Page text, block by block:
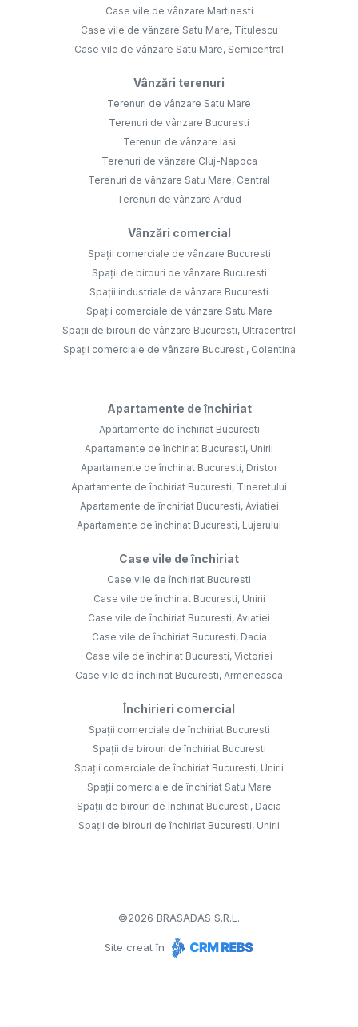
Case vile de vânzare Martinesti
Case vile de vânzare Satu Mare, Titulescu
Case vile de vânzare Satu Mare, Semicentral
Vânzări terenuri
Terenuri de vânzare Satu Mare
Terenuri de vânzare Bucuresti
Terenuri de vânzare Iasi
Terenuri de vânzare Cluj-Napoca
Terenuri de vânzare Satu Mare, Central
Terenuri de vânzare Ardud
Vânzări comercial
Spații comerciale de vânzare Bucuresti
Spații de birouri de vânzare Bucuresti
Spații industriale de vânzare Bucuresti
Spații comerciale de vânzare Satu Mare
Spații de birouri de vânzare Bucuresti, Ultracentral
Spații comerciale de vânzare Bucuresti, Colentina
Apartamente de închiriat
Apartamente de închiriat Bucuresti
Apartamente de închiriat Bucuresti, Unirii
Apartamente de închiriat Bucuresti, Dristor
Apartamente de închiriat Bucuresti, Tineretului
Apartamente de închiriat Bucuresti, Aviatiei
Apartamente de închiriat Bucuresti, Lujerului
Case vile de închiriat
Case vile de închiriat Bucuresti
Case vile de închiriat Bucuresti, Unirii
Case vile de închiriat Bucuresti, Aviatiei
Case vile de închiriat Bucuresti, Dacia
Case vile de închiriat Bucuresti, Victoriei
Case vile de închiriat Bucuresti, Armeneasca
Închirieri comercial
Spații comerciale de închiriat Bucuresti
Spații de birouri de închiriat Bucuresti
Spații comerciale de închiriat Bucuresti, Unirii
Spații comerciale de închiriat Satu Mare
Spații de birouri de închiriat Bucuresti, Dacia
Spații de birouri de închiriat Bucuresti, Unirii
©2026 BRASADAS S.R.L.
Site creat în